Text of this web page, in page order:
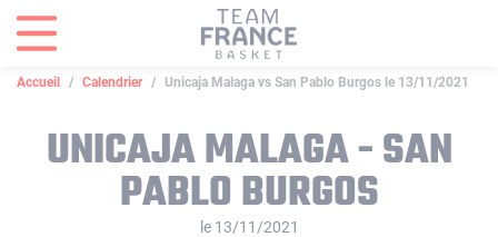
Accueil Calendrier Unicaja Malaga vs San Pablo Burgos le 13/11/2021
UNICAJA MALAGA - SAN
PABLO BURGOS
le 13/11/2021
Panneau de gestion des cookies